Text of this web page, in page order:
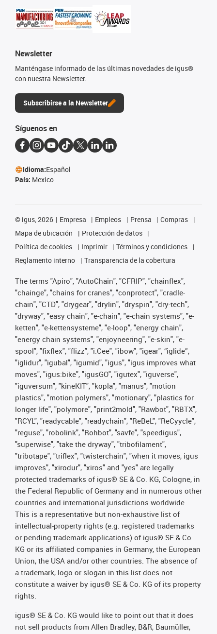
Newsletter
Manténgase informado de las últimas novedades de igus®
con nuestra Newsletter.
Subscribirse a la Newsletter
Síguenos en
Idioma:Español
País: Mexico
© igus, 2026 Empresa Empleos Prensa
Compras
Mapa de ubicación
Protección de datos
Política de cookies
Imprimir
Términos y condiciones
Reglamento interno
Transparencia de la cobertura
The terms "Apiro", "AutoChain", "CFRIP", "chainflex",
"chainge", "chains for cranes", "conprotect", "cradle-
chain", "CTD", "drygear", "drylin", "dryspin", "dry-tech",
"dryway", "easy chain", "e-chain", "e-chain systems", "e-
ketten", "e-kettensysteme", "e-loop", "energy chain",
"energy chain systems", "enjoyneering", "e-skin", "e-
spool", "fixflex", "flizz", "i.Cee", "ibow", "igear", “iglide”,
"iglidur", "igubal", "igumid", "igus", "igus improves what
moves", "igus:bike", "igusGO", "igutex", "iguverse",
"iguversum", "kineKIT", "kopla", "manus", "motion
plastics", "motion polymers", "motionary", "plastics for
longer life", "polymore", "print2mold", "Rawbot", "RBTX",
"RCYL", "readycable", "readychain", "ReBeL", "ReCyycle",
"reguse", "robolink", "Rohbot", "savfe", "speedigus",
"superwise", "take the dryway", "tribofilament",
"tribotape", "triflex", "twisterchain", "when it moves, igus
improves", "xirodur", "xiros" and "yes" are legally
protected trademarks of igus® SE & Co. KG, Cologne, in
the Federal Republic of Germany and in numerous other
countries and international jurisdictions worldwide.
This is a representative but non-exhaustive list of
intellectual-property rights (e.g. registered trademarks
or pending trademark applications) of igus® SE & Co.
KG or its affiliated companies in Germany, the European
Union, the USA and/or other countries. The absence of
a trademark, logo or slogan in this list does not
constitute a waiver by igus® SE & Co. KG of its property
rights.
igus® SE & Co. KG would like to point out that it does
not sell products from Allen Bradley, B&R, Baumüller,